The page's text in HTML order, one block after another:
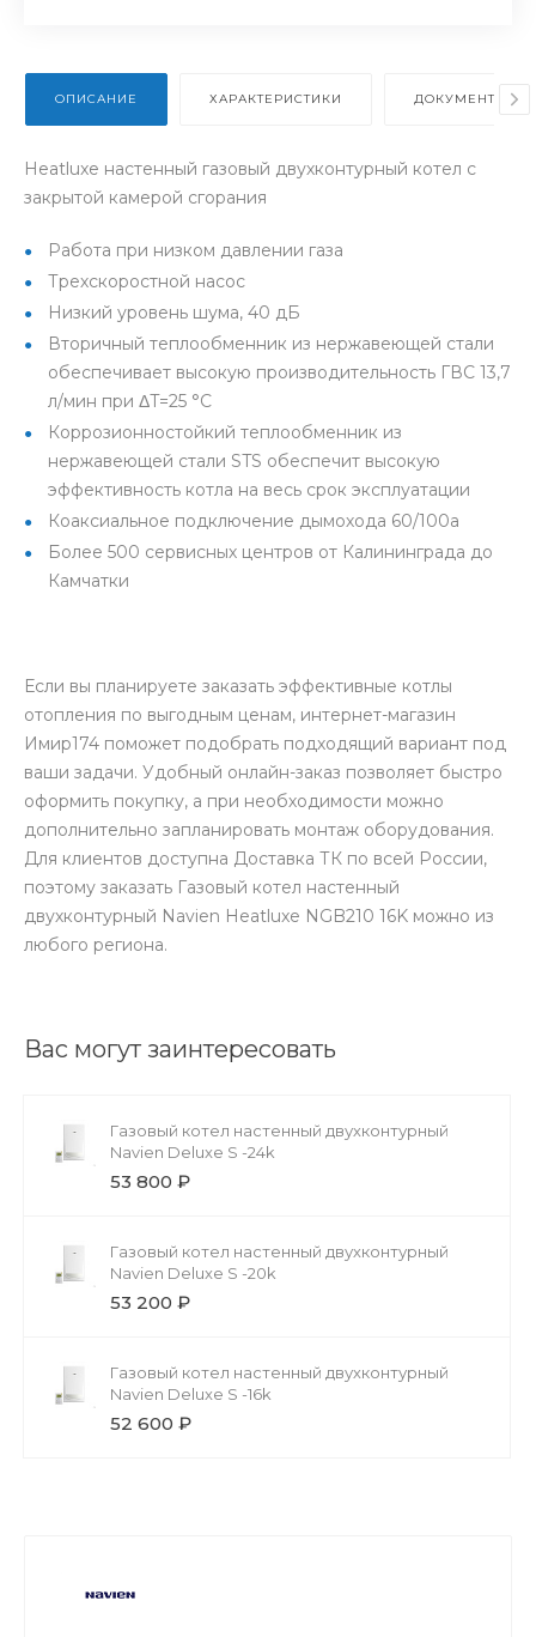
ОПИСАНИЕ ХАРАКТЕРИСТИКИ ДОКУМЕНТЫ
Heatluxe настенный газовый двухконтурный котел с
закрытой камерой сгорания
Работа при низком давлении газа
Трехскоростной насос
Низкий уровень шума, 40 дБ
Вторичный теплообменник из нержавеющей стали
обеспечивает высокую производительность ГВС 13,7
л/мин при ΔT=25 °С
Коррозионностойкий теплообменник из
нержавеющей стали STS обеспечит высокую
эффективность котла на весь срок эксплуатации
Коаксиальное подключение дымохода 60/100а
Более 500 сервисных центров от Калининграда до
Камчатки
Если вы планируете заказать эффективные котлы
отопления по выгодным ценам, интернет-магазин
Имир174 поможет подобрать подходящий вариант под
ваши задачи. Удобный онлайн-заказ позволяет быстро
оформить покупку, а при необходимости можно
дополнительно запланировать монтаж оборудования.
Для клиентов доступна Доставка ТК по всей России,
поэтому заказать Газовый котел настенный
двухконтурный Navien Heatluxe NGB210 16K можно из
любого региона.
Вас могут заинтересовать
Газовый котел настенный двухконтурный
Navien Deluxe S -24k
53 800 ₽
Газовый котел настенный двухконтурный
Navien Deluxe S -20k
53 200 ₽
Газовый котел настенный двухконтурный
Navien Deluxe S -16k
52 600 ₽